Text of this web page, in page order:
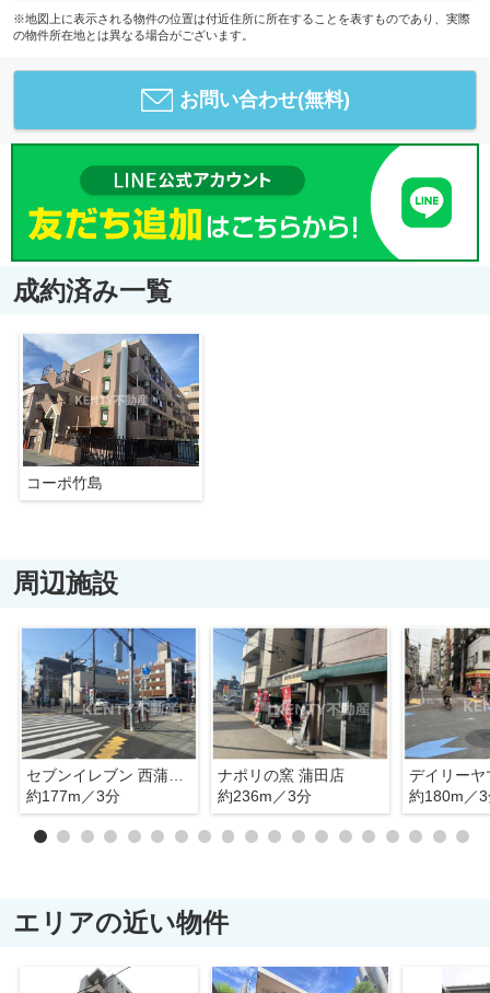
※地図上に表示される物件の位置は付近住所に所在することを表すものであり、実際
の物件所在地とは異なる場合がございます。
お問い合わせ(無料)
成約済み一覧
コーポ竹島
周辺施設
セブンイレブン 西蒲田環八通り店
約177m／3分
ナポリの窯 蒲田店
約236m／3分
約180m／
エリアの近い物件